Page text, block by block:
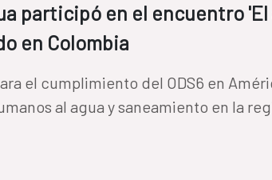
participó en el encuentro
en Colombia
el cumplimiento del ODS6 en
al agua y saneamiento en la